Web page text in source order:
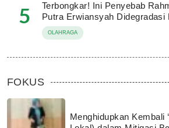
5
Terbongkar! Ini Penyebab
Putra Erwiansyah Didegradasi
OLAHRAGA
FOKUS
Menghidupkan Kembali